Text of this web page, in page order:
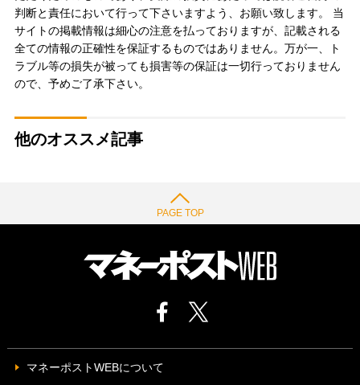
判断と責任において行って下さいますよう、お願い致します。 当
サイトの掲載情報は細心の注意を払っておりますが、記載される
全ての情報の正確性を保証するものではありません。万が一、ト
ラブル等の損失が被っても損害等の保証は一切行っておりません
ので、予めご了承下さい。
他のオススメ記事
PAGE TOP
マネーポストWEBについて